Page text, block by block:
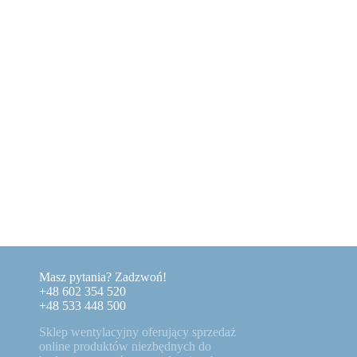
Masz pytania? Zadzwoń!
+48 602 354 520
+48 533 448 500
Sklep wentylacyjny oferujący sprzedaż
online produktów niezbędnych do